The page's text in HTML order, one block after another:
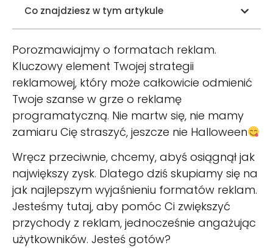
Co znajdziesz w tym artykule
Porozmawiajmy o formatach reklam.
Kluczowy element Twojej strategii
reklamowej, który może całkowicie odmienić
Twoje szanse w grze o reklamę
programatyczną. Nie martw się, nie mamy
zamiaru Cię straszyć, jeszcze nie Halloween
Wręcz przeciwnie, chcemy, abyś osiągnął jak
największy zysk. Dlatego dziś skupiamy się na
jak najlepszym wyjaśnieniu formatów reklam.
Jesteśmy tutaj, aby pomóc Ci zwiększyć
przychody z reklam, jednocześnie angażując
użytkowników. Jesteś gotów?